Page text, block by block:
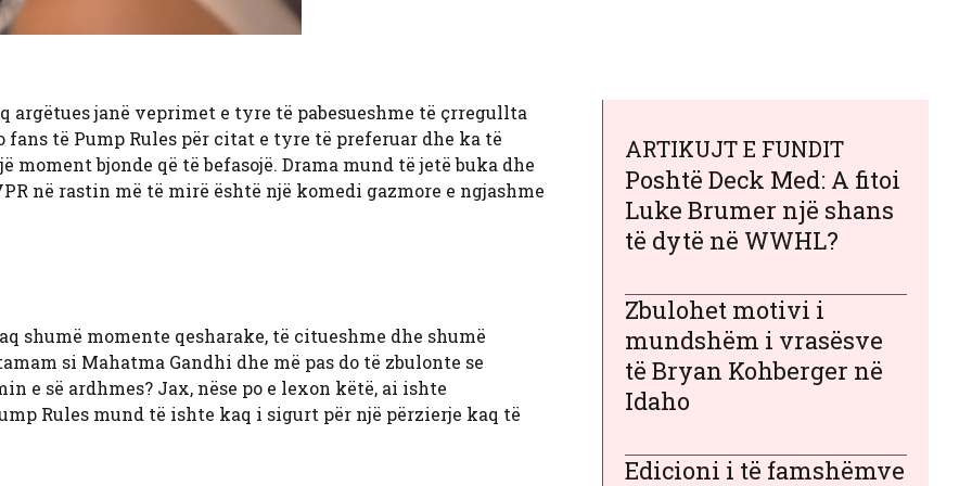
argëtues janë veprimet e tyre të pabesueshme të çrregullta
të Pump Rules për citat e tyre të preferuar dhe ka të
moment bjonde që të befasojë. Drama mund të jetë buka dhe
në rastin më të mirë është një komedi gazmore e ngjashme
shumë momente qesharake, të citueshme dhe shumë
si Mahatma Gandhi dhe më pas do të zbulonte se
e së ardhmes? Jax, nëse po e lexon këtë, ai ishte
Rules mund të ishte kaq i sigurt për një përzierje kaq të
ARTIKUJT E FUNDIT
Poshtë Deck Med: A fitoi
Luke Brumer një shans
të dytë në WWHL?
Zbulohet motivi i
mundshëm i vrasësve
të Bryan Kohberger në
Idaho
Edicioni i të famshëmve